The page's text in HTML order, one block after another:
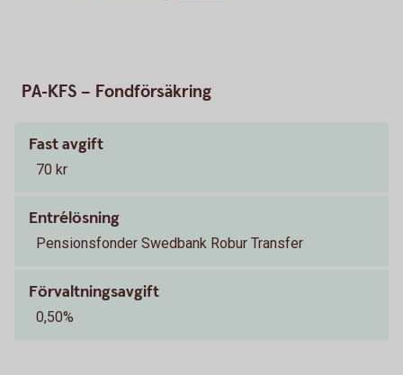
PA-KFS – Fondförsäkring
Fast avgift
70 kr
Entrélösning
Pensionsfonder Swedbank Robur Transfer
Förvaltningsavgift
0,50%